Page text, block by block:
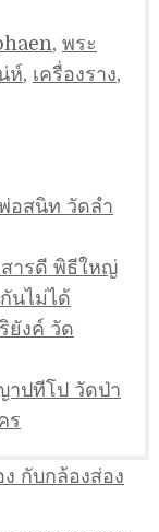
, พระ
ห์, เครื่องราง,
อสนิท วัดลำ
ารดี พิธีใหญ่
นไม่ได้
ยังค์ วัด
ปทีโป วัดป่า
ร
กับกล้องส่อง